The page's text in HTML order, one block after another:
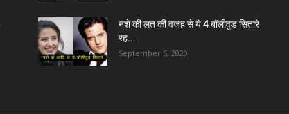
नशे की लत की वजह से ये 4 बॉलीवुड सितारे
रह...
September 5, 2020